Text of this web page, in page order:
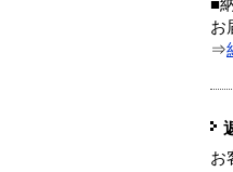
■
お
⇒
お